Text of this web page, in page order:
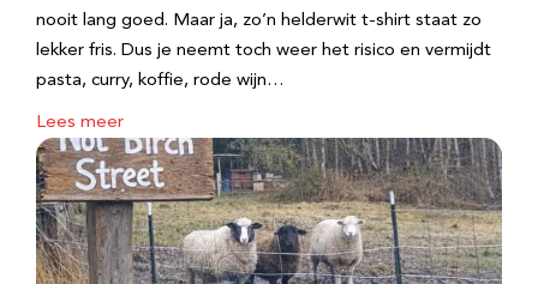
nooit lang goed. Maar ja, zo’n helderwit t-shirt staat zo
lekker fris. Dus je neemt toch weer het risico en vermijdt
pasta, curry, koffie, rode wijn…
Lees meer